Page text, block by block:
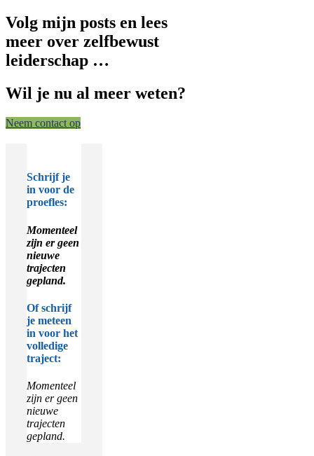
Volg mijn posts en lees
meer over zelfbewust
leiderschap …
Wil je nu al meer weten?
Neem contact op
Schrijf je
in voor de
proefles:
Momenteel
zijn er geen
nieuwe
trajecten
gepland.
Of schrijf
je meteen
in voor het
volledige
traject:
Momenteel
zijn er geen
nieuwe
trajecten
gepland.